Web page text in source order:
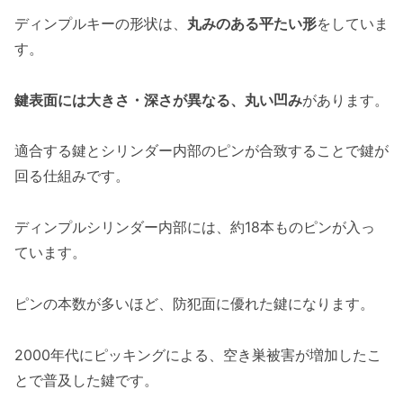
ディンプルキーの形状は、 丸みのある平たい形をしていま
す。
鍵表面には大きさ・深さが異なる、丸い凹みがあります。
適合する鍵とシリンダー内部のピンが合致することで鍵が
回る仕組みです。
ディンプルシリンダー内部には、約18本ものピンが入っ
ています。
ピンの本数が多いほど、防犯面に優れた鍵になります。
2000年代にピッキングによる、空き巣被害が増加したこ
とで普及した鍵です。